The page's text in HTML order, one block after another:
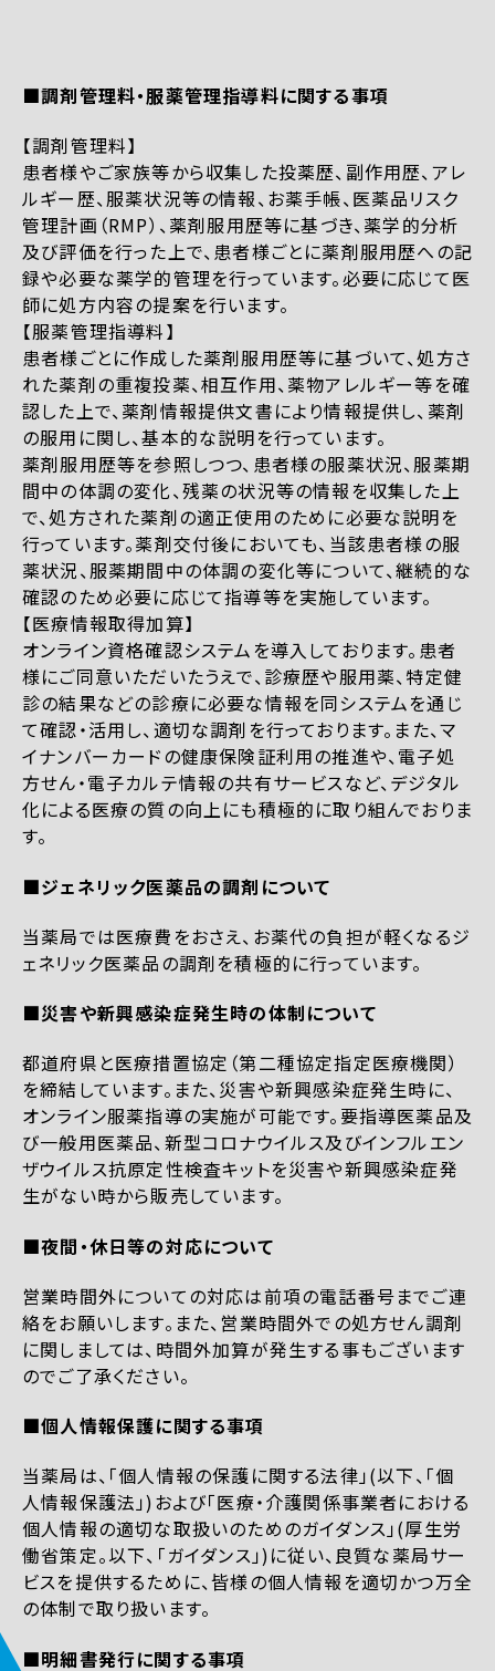
■調剤管理料・服薬管理指導料に関する事項
【調剤管理料】
患者様やご家族等から収集した投薬歴、副作用歴、アレ
ルギー歴、服薬状況等の情報、お薬手帳、医薬品リスク
管理計画（RMP）、薬剤服用歴等に基づき、薬学的分析
及び評価を行った上で、患者様ごとに薬剤服用歴への記
録や必要な薬学的管理を行っています。必要に応じて医
師に処方内容の提案を行います。
【服薬管理指導料】
患者様ごとに作成した薬剤服用歴等に基づいて、処方さ
れた薬剤の重複投薬、相互作用、薬物アレルギー等を確
認した上で、薬剤情報提供文書により情報提供し、薬剤
の服用に関し、基本的な説明を行っています。
薬剤服用歴等を参照しつつ、患者様の服薬状況、服薬期
間中の体調の変化、残薬の状況等の情報を収集した上
で、処方された薬剤の適正使用のために必要な説明を
行っています。薬剤交付後においても、当該患者様の服
薬状況、服薬期間中の体調の変化等について、継続的な
確認のため必要に応じて指導等を実施しています。
【医療情報取得加算】
オンライン資格確認システムを導入しております。患者
様にご同意いただいたうえで、診療歴や服用薬、特定健
診の結果などの診療に必要な情報を同システムを通じ
て確認・活用し、適切な調剤を行っております。また、マ
イナンバーカードの健康保険証利用の推進や、電子処
方せん・電子カルテ情報の共有サービスなど、デジタル
化による医療の質の向上にも積極的に取り組んでおりま
す。
■ジェネリック医薬品の調剤について
当薬局では医療費をおさえ、お薬代の負担が軽くなるジ
ェネリック医薬品の調剤を積極的に行っています。
■災害や新興感染症発生時の体制について
都道府県と医療措置協定（第二種協定指定医療機関）
を締結しています。また、災害や新興感染症発生時に、
オンライン服薬指導の実施が可能です。要指導医薬品及
び一般用医薬品、新型コロナウイルス及びインフルエン
ザウイルス抗原定性検査キットを災害や新興感染症発
生がない時から販売しています。
■夜間・休日等の対応について
営業時間外についての対応は前項の電話番号までご連
絡をお願いします。また、営業時間外での処方せん調剤
に関しましては、時間外加算が発生する事もございます
のでご了承ください。
■個人情報保護に関する事項
当薬局は、「個人情報の保護に関する法律」(以下、「個
人情報保護法」)および「医療・介護関係事業者における
個人情報の適切な取扱いのためのガイダンス」(厚生労
働省策定。以下、「ガイダンス」)に従い、良質な薬局サー
ビスを提供するために、皆様の個人情報を適切かつ万全
の体制で取り扱います。
■明細書発行に関する事項